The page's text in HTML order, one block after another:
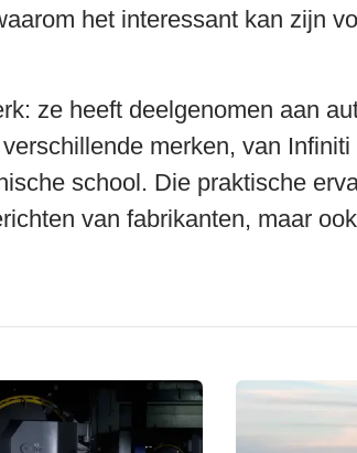
het interessant kan zijn
ze heeft deelgenomen aan
merken, van
school. Die praktische
van fabrikanten, maar